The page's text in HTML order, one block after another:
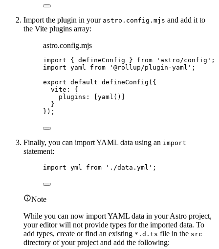
Import the plugin in your astro.config.mjs and add it to
the Vite plugins array:
astro.config.mjs
import { defineConfig } from ' astro/config ' ;
import yaml from ' @rollup/plugin-yaml ' ;
export default defineConfig ({
vite: {
plugins: [ yaml ()]
}
});
Finally, you can import YAML data using an import
statement:
import yml from ' ./data.yml ' ;
Note
While you can now import YAML data in your Astro project,
your editor will not provide types for the imported data. To
add types, create or find an existing *.d.ts file in the src
directory of your project and add the following: